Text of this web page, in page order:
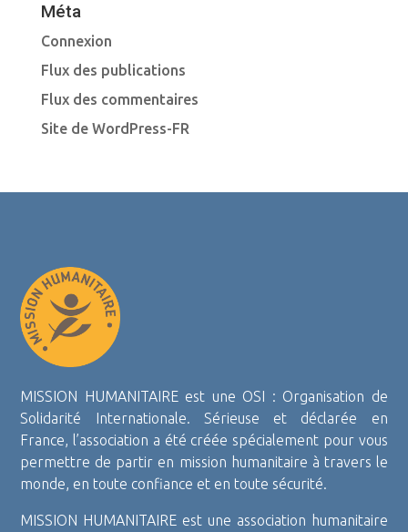
Méta
Connexion
Flux des publications
Flux des commentaires
Site de WordPress-FR
MISSION HUMANITAIRE est une OSI : Organisation de
Solidarité Internationale. Sérieuse et déclarée en
France, l’association a été créée spécialement pour vous
permettre de partir en mission humanitaire à travers le
monde, en toute confiance et en toute sécurité.
MISSION HUMANITAIRE est une association humanitaire